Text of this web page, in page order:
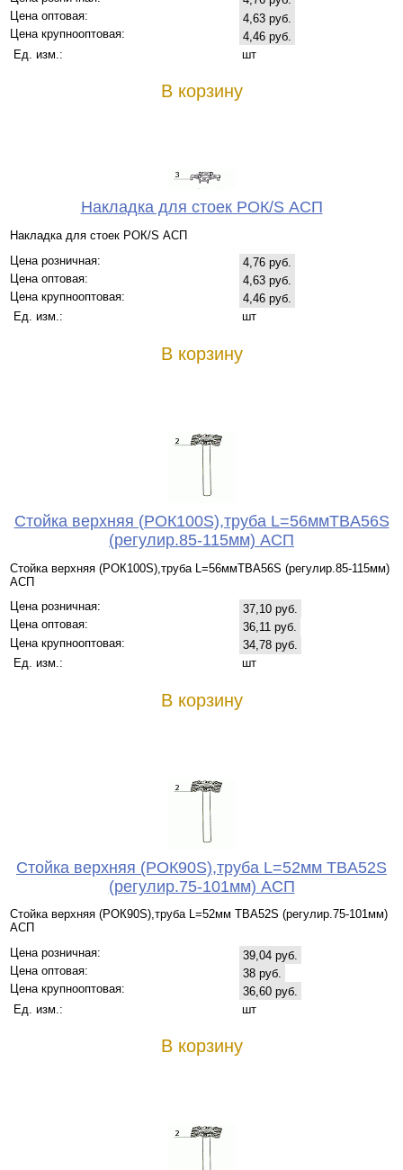
Цена оптовая:
4,63 руб.
Цена крупнооптовая:
4,46 руб.
Ед. изм.:
шт
В корзину
Накладка для стоек РОК/S АСП
Накладка для стоек РОК/S АСП
Цена розничная:
4,76 руб.
Цена оптовая:
4,63 руб.
Цена крупнооптовая:
4,46 руб.
Ед. изм.:
шт
В корзину
Стойка верхняя (РОК100S),труба L=56ммTBA56S
(регулир.85-115мм) АСП
Стойка верхняя (РОК100S),труба L=56ммTBA56S (регулир.85-115мм)
АСП
Цена розничная:
37,10 руб.
Цена оптовая:
36,11 руб.
Цена крупнооптовая:
34,78 руб.
Ед. изм.:
шт
В корзину
Стойка верхняя (РОК90S),труба L=52мм TBA52S
(регулир.75-101мм) АСП
Стойка верхняя (РОК90S),труба L=52мм TBA52S (регулир.75-101мм)
АСП
Цена розничная:
39,04 руб.
Цена оптовая:
38 руб.
Цена крупнооптовая:
36,60 руб.
Ед. изм.:
шт
В корзину